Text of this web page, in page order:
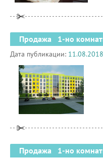
Продажа 1-но
Дата публикации: 11.08.2018
Продажа 1-но